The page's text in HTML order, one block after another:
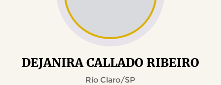
DEJANIRA CALLADO RIBEIRO
Rio Claro/SP